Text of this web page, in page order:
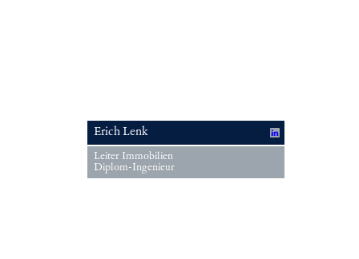
Erich Lenk
Leiter Immobilien
Diplom-Ingenieur